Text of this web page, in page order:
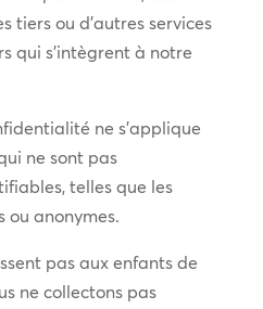
tiers ou d’autres services
qui s’intègrent à notre
ne s’applique
ne sont pas
telles que les
ou anonymes.
pas aux enfants de
ne collectons pas